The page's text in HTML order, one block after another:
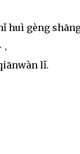
huì gèng
lǐ.